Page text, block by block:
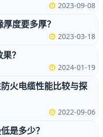
2023-09-08
度要多厚？
2023-03-18
？
2024-01-19
火电缆性能比较与探
2022-09-06
是多少？